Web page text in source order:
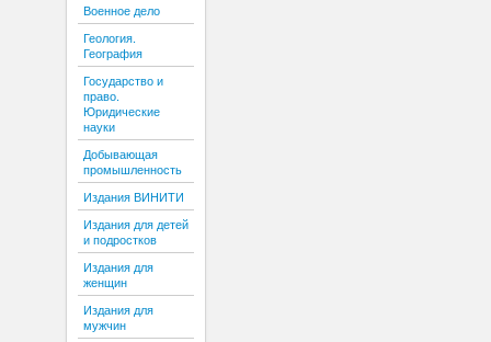
Военное дело
Геология.
География
Государство и
право.
Юридические
науки
Добывающая
промышленность
Издания ВИНИТИ
Издания для детей
и подростков
Издания для
женщин
Издания для
мужчин